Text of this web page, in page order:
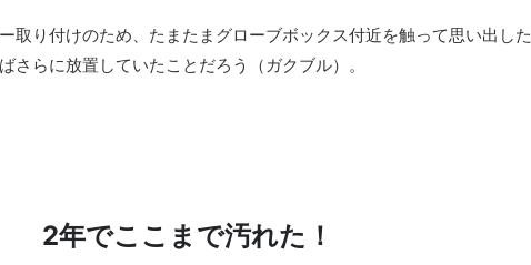
取り付けのため、たまたまグローブボックス付近を触って思い出した
さらに放置していたことだろう（ガクブル）。
2年でここまで汚れた！